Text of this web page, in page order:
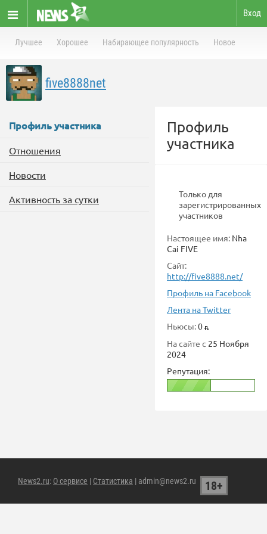
Вход
Лучшее Хорошее Набирающее популярность Новое
five8888net
Профиль участника
Отношения
Новости
Активность за сутки
Профиль
участника
Только для
зарегистрированных
участников
Настоящее имя: Nha
Cai FIVE
Сайт:
http://five8888.net/
Профиль на Facebook
Лента на Twitter
Ньюсы:0
На сайте с 25 Ноября
2024
Репутация:
News2.ru: О сервисе | Статистика | admin@news2.ru 18+